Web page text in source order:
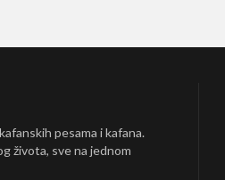
pesama i kafana.
života, sve na jednom